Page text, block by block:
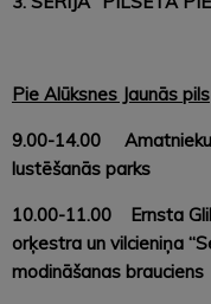
Pie Alūksnes Jaunās pils
9.00-14.00
lustēšanās parks
10.00-11.00 Ernsta
orķestra un vilcieniņa
modināšanas brauciens